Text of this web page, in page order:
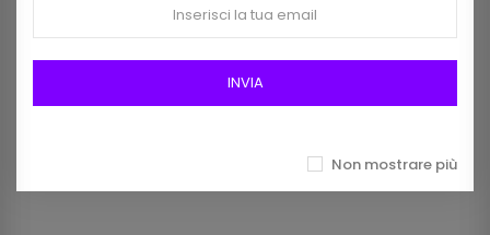
Filato Ciniglia Bim Bum Bam
2,70 €
INVIA
Non mostrare più